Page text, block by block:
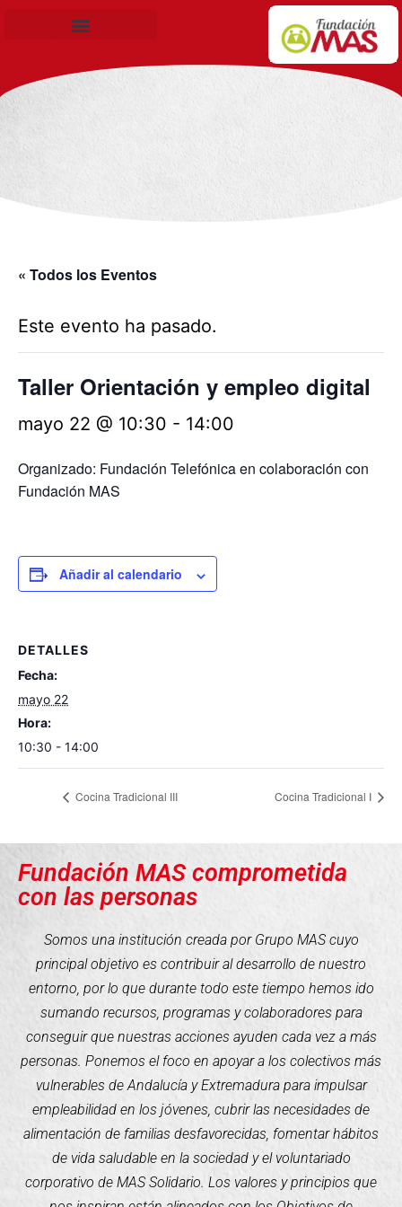
« Todos los Eventos
Este evento ha pasado.
Taller Orientación y empleo digital
mayo 22 @ 10:30 - 14:00
Organizado: Fundación Telefónica en colaboración con
Fundación MAS
Añadir al calendario
DETALLES
Fecha:
mayo 22
Hora:
10:30 - 14:00
Cocina Tradicional III Cocina Tradicional I
Fundación MAS comprometida
con las personas
Somos una institución creada por Grupo MAS cuyo
principal objetivo es contribuir al desarrollo de nuestro
entorno, por lo que durante todo este tiempo hemos ido
sumando recursos, programas y colaboradores para
conseguir que nuestras acciones ayuden cada vez a más
personas. Ponemos el foco en apoyar a los colectivos más
vulnerables de Andalucía y Extremadura para impulsar
empleabilidad en los jóvenes, cubrir las necesidades de
alimentación de familias desfavorecidas, fomentar hábitos
de vida saludable en la sociedad y el voluntariado
corporativo de MAS Solidario. Los valores y principios que